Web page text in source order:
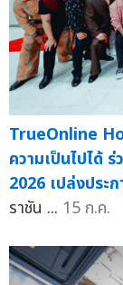
TrueOnline
ความเป็นไปได้
2026 เปล่งประ
ราชัน ... 15 ก.ค.